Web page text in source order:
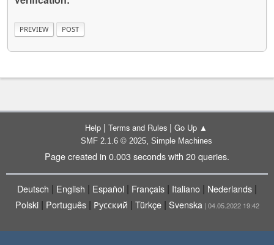
Help | Terms and Rules | Go Up ▲
SMF 2.1.6 © 2025, Simple Machines
Page created in 0.003 seconds with 20 queries.
Deutsch | English | Español | Français | Italiano | Nederlands |
Polski| Português| Русский | Türkçe| Svenska | 04.05.2022 19:42